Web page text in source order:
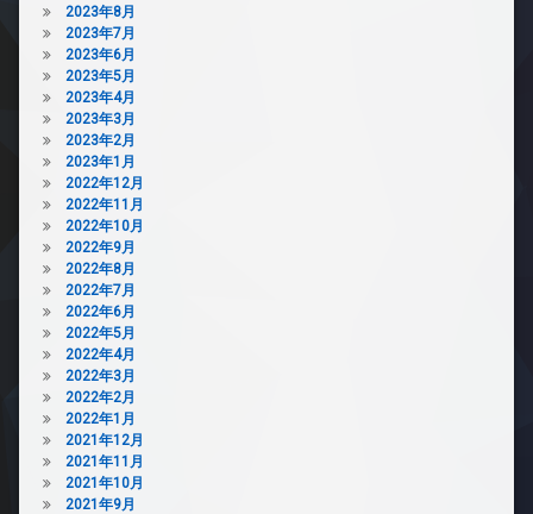
2023年8月
2023年7月
2023年6月
2023年5月
2023年4月
2023年3月
2023年2月
2023年1月
2022年12月
2022年11月
2022年10月
2022年9月
2022年8月
2022年7月
2022年6月
2022年5月
2022年4月
2022年3月
2022年2月
2022年1月
2021年12月
2021年11月
2021年10月
2021年9月